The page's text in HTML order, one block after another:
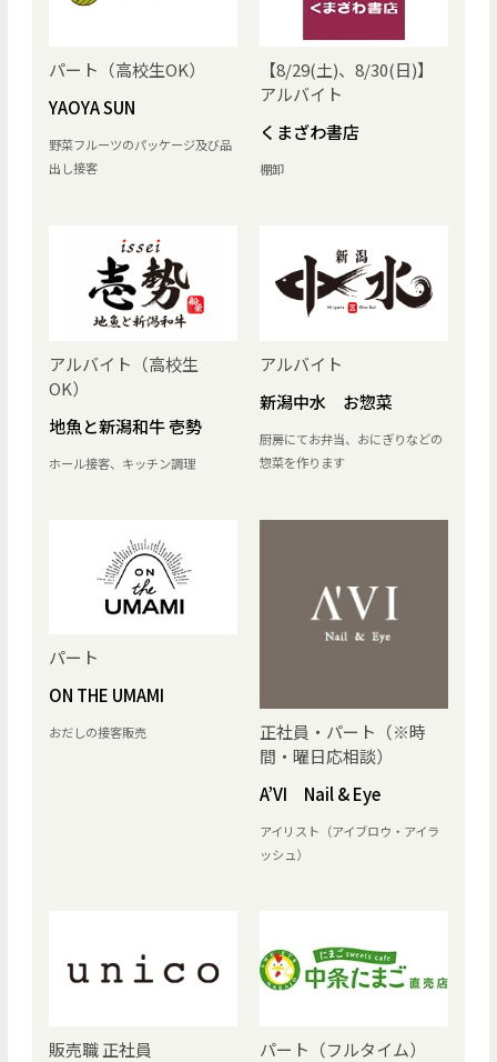
パート（高校生OK）
YAOYA SUN
野菜フルーツのパッケージ及び品
出し接客
【8/29(土)、8/30(日)】
アルバイト
くまざわ書店
棚卸
アルバイト（高校生
OK）
地魚と新潟和牛 壱勢
ホール接客、キッチン調理
アルバイト
新潟中水 お惣菜
厨房にてお弁当、おにぎりなどの
惣菜を作ります
パート
ON THE UMAMI
おだしの接客販売
正社員・パート（※時
間・曜日応相談）
A’VI Nail & Eye
アイリスト（アイブロウ・アイラ
ッシュ）
販売職 正社員
パート（フルタイム）